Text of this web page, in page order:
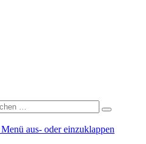
aus- oder einzuklappen